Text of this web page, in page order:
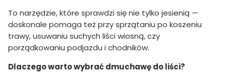
To narzędzie, które sprawdzi się nie tylko jesienią —
doskonale pomaga też przy sprzątaniu po koszeniu
trawy, usuwaniu suchych liści wiosną, czy
porządkowaniu podjazdu i chodników.
Dlaczego warto wybrać dmuchawę do liści?